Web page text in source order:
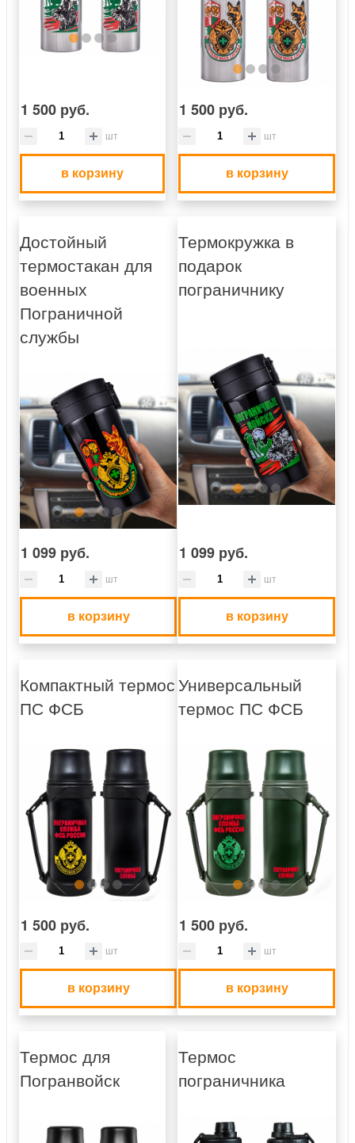
1 500 руб.
шт
в корзину
1 500 руб.
шт
в корзину
Достойный
термостакан для
военных
Пограничной
службы
1 099 руб.
шт
в корзину
Термокружка в
подарок
пограничнику
1 099 руб.
шт
в корзину
Компактный термос
ПС ФСБ
1 500 руб.
шт
в корзину
Универсальный
термос ПС ФСБ
1 500 руб.
шт
в корзину
Термос для
Погранвойск
Термос
пограничника